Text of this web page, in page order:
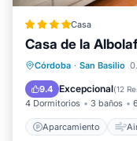
Casa
Casa de la
Córdoba · San Basilio
9.4 Excepcional(12
4 Dormitorios 3 baños
Aparcamiento
Internet